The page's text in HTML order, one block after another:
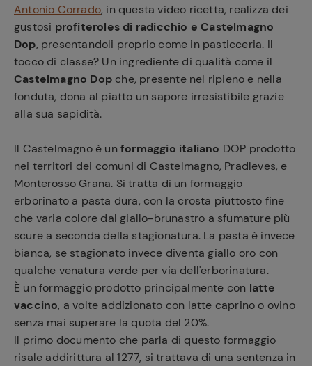
Antonio Corrado, in questa video ricetta, realizza dei
gustosi profiteroles di radicchio e Castelmagno
Dop, presentandoli proprio come in pasticceria. Il
tocco di classe? Un ingrediente di qualità come il
Castelmagno Dop che, presente nel ripieno e nella
fonduta, dona al piatto un sapore irresistibile grazie
alla sua sapidità.
Il Castelmagno è un formaggio italiano DOP prodotto
nei territori dei comuni di Castelmagno, Pradleves, e
Monterosso Grana. Si tratta di un formaggio
erborinato a pasta dura, con la crosta piuttosto fine
che varia colore dal giallo-brunastro a sfumature più
scure a seconda della stagionatura. La pasta è invece
bianca, se stagionato invece diventa giallo oro con
qualche venatura verde per via dell'erborinatura.
È un formaggio prodotto principalmente con latte
vaccino, a volte addizionato con latte caprino o ovino
senza mai superare la quota del 20%.
Il primo documento che parla di questo formaggio
risale addirittura al 1277, si trattava di una sentenza in